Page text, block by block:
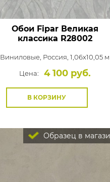
Обои Fipar Великая
классика R28002
Виниловые, Россия, 1,06x10,05 м
Цена:
4 100 руб.
В КОРЗИНУ
Образец в